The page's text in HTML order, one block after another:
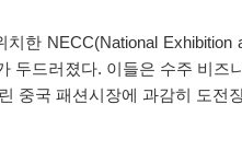
치한 NECC(National
두드러졌다. 이들은 수주 비
중국 패션시장에 과감히 도전